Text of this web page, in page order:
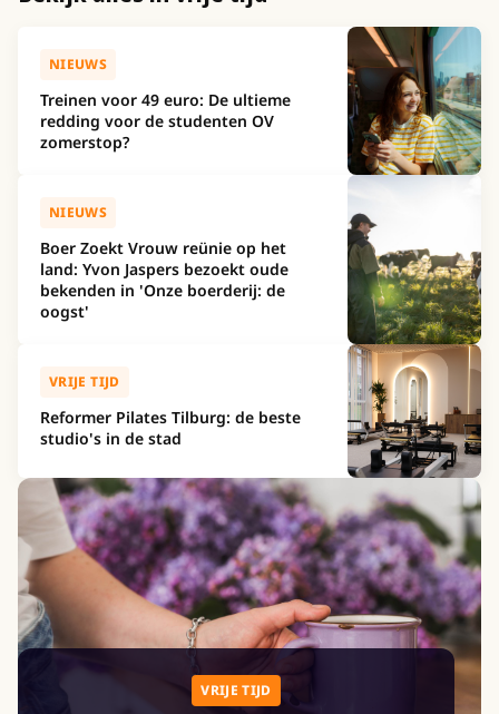
NIEUWS
Treinen voor 49 euro: De ultieme
redding voor de studenten OV
zomerstop?
NIEUWS
Boer Zoekt Vrouw reünie op het
land: Yvon Jaspers bezoekt oude
bekenden in 'Onze boerderij: de
oogst'
VRIJE TIJD
Reformer Pilates Tilburg: de beste
studio's in de stad
VRIJE TIJD